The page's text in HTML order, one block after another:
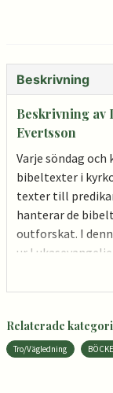
Beskrivning
Beskrivning av
Evertsson
Varje söndag
bibeltexter i
texter till
hanterar de
outforskat. I
ur
Kyrkotidning
visar sig att de
traditionella
liknelsetexterna
Relaterade
Tro/Vägledning